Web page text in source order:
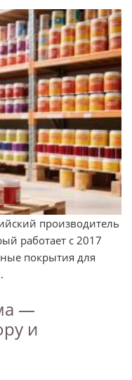
производитель
работает с 2017
покрытия для
—
и